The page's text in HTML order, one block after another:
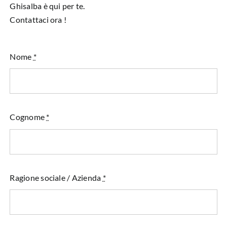
Ghisalba è qui per te.
Contattaci ora !
Nome *
Cognome *
Ragione sociale / Azienda *